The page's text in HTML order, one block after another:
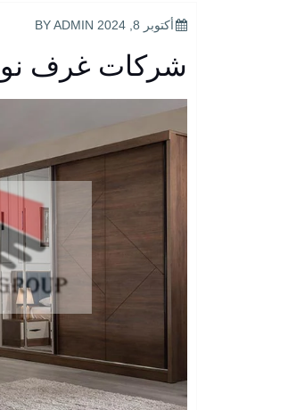
POSTED
أكتوبر 8, 2024 ADMIN
شركات غرف